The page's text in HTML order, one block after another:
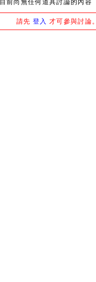
目前尚無任何道具討論的內容
請先 登入 才可參與討論。